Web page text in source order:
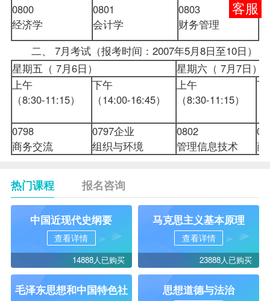
0800
经济学
0801
会计学
0803
财务管理
二、 7月考试（报考时间：2007年5月8日至10日）
星期五（ 7月6日）
星期六（ 7月7日
上午
（8:30-11:15）
下午
（14:00-16:45）
上午
（8:30-11:15）
下
0798
商务交流
0797企业
组织与环境
0802
管理信息技术
热门课程 报名咨询
中国近现代史纲要
查看详情
14888人已购买
马克思主义基本原理
查看详情
23888人已购买
毛泽东思想和中国特色社
思想道德与法治
咨询